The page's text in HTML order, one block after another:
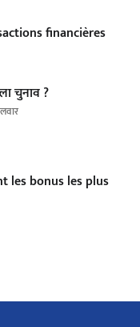
financières
चुनाव ?
les bonus les plus